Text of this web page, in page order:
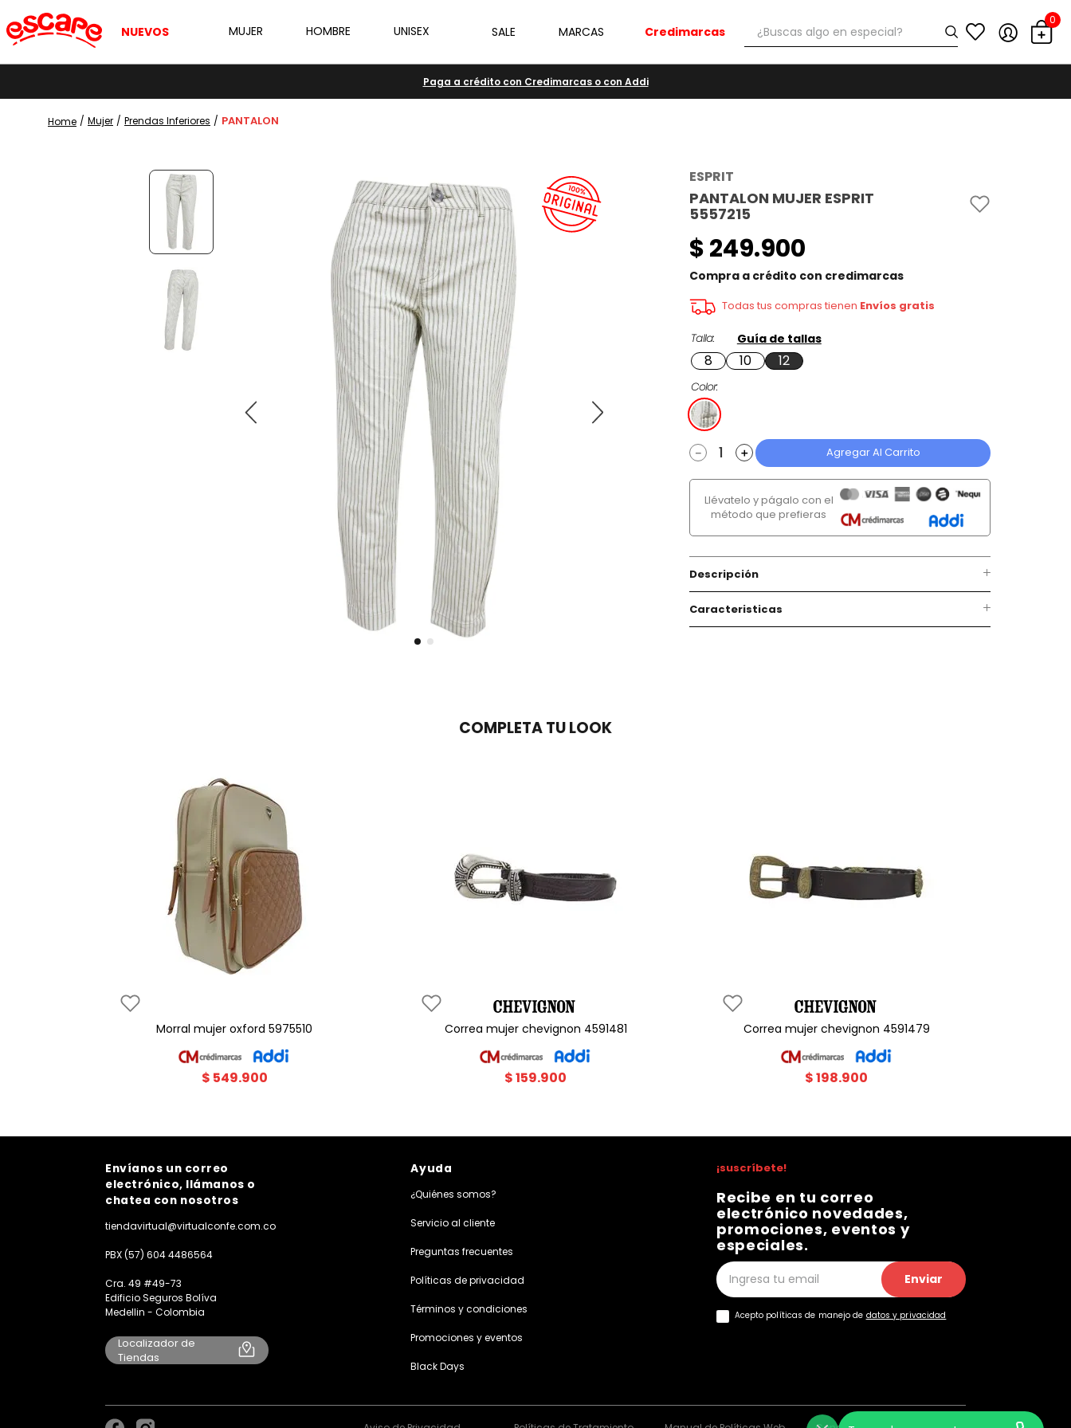
NUEVOS MUJER HOMBRE UNISEX SALE MARCAS Credimarcas ¿Buscas algo en especial? 0
Paga a crédito con Credimarcas o con Addi
Mujer Prendas Inferiores PANTALON
ESPRIT
PANTALON MUJER ESPRIT
5557215
$249.900
Compra a crédito con credimarcas
Todas tus compras tienen Envíos gratis
Talla
8 10 12
Color
Guía de tallas
＋
－ Agregar Al Carrito
Llévatelo y págalo con el
método que prefieras
Descripción
Caracteristicas
COMPLETA TU LOOK
morral mujer oxford 5975510
$ 549.900
correa mujer chevignon 4591481
$159.900
correa mujer chevignon 4591479
$198.900
Envíanos un correo
electrónico, llámanos o
chatea con nosotros
tiendavirtual@virtualconfe.com.co
PBX (57) 604 4486564
Cra. 49 #49-73
Edificio Seguros Bolíva
Medellin - Colombia
Localizador de
Tiendas
Ayuda
¿Quiénes somos?
Servicio al cliente
Preguntas frecuentes
Políticas de privacidad
Términos y condiciones
Promociones y eventos
Black Days
¡suscríbete!
Recibe en tu correo
electrónico novedades,
promociones, eventos y
especiales.
Enviar
Acepto políticas de manejo de datos y privacidad